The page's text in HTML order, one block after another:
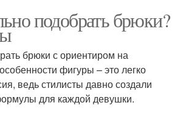
подобрать брюки?
брюки с ориентиром на
фигуры – это легко
ведь стилисты давно создали
для каждой девушки.